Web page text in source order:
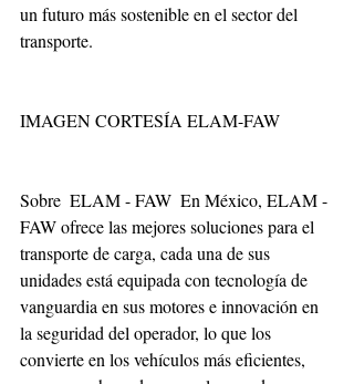
un futuro más sostenible en el sector del
transporte.
IMAGEN CORTESÍA ELAM-FAW
Sobre  ELAM - FAW  En México, ELAM -
FAW ofrece las mejores soluciones para el
transporte de carga, cada una de sus
unidades está equipada con tecnología de
vanguardia en sus motores e innovación en
la seguridad del operador, lo que los
convierte en los vehículos más eficientes,